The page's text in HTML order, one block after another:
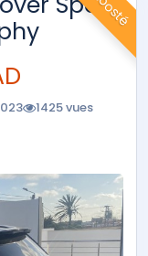
1425 vues